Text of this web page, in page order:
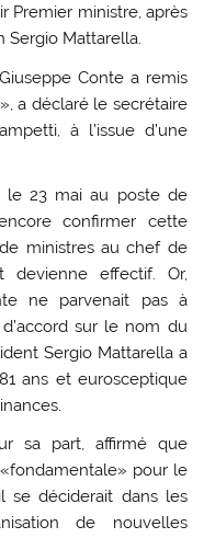
Premier ministre, après
Sergio Mattarella.
Conte a remis
a déclaré le secrétaire
à l’issue d’une
le 23 mai au poste de
confirmer cette
ministres au chef de
devienne effectif. Or,
ne parvenait pas à
sur le nom du
Sergio Mattarella a
ans et eurosceptique
sa part, affirmé que
pour le
se déciderait dans les
de nouvelles